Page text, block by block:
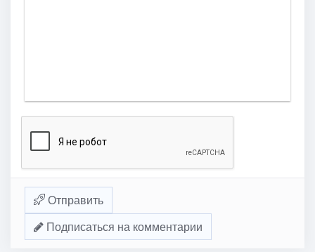
Отправить
Подписаться на комментарии